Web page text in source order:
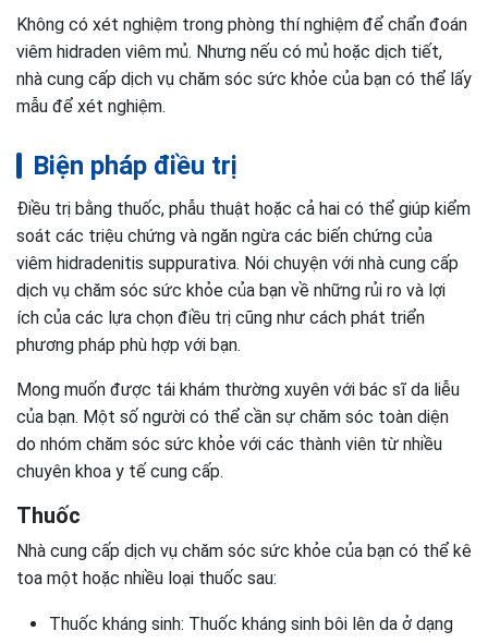
Không có xét nghiệm trong phòng thí nghiệm để chẩn đoán
viêm hidraden viêm mủ. Nhưng nếu có mủ hoặc dịch tiết,
nhà cung cấp dịch vụ chăm sóc sức khỏe của bạn có thể lấy
mẫu để xét nghiệm.
Biện pháp điều trị
Điều trị bằng thuốc, phẫu thuật hoặc cả hai có thể giúp kiểm
soát các triệu chứng và ngăn ngừa các biến chứng của
viêm hidradenitis suppurativa. Nói chuyện với nhà cung cấp
dịch vụ chăm sóc sức khỏe của bạn về những rủi ro và lợi
ích của các lựa chọn điều trị cũng như cách phát triển
phương pháp phù hợp với bạn.
Mong muốn được tái khám thường xuyên với bác sĩ da liễu
của bạn. Một số người có thể cần sự chăm sóc toàn diện
do nhóm chăm sóc sức khỏe với các thành viên từ nhiều
chuyên khoa y tế cung cấp.
Thuốc
Nhà cung cấp dịch vụ chăm sóc sức khỏe của bạn có thể kê
toa một hoặc nhiều loại thuốc sau:
Thuốc kháng sinh: Thuốc kháng sinh bôi lên da ở dạng